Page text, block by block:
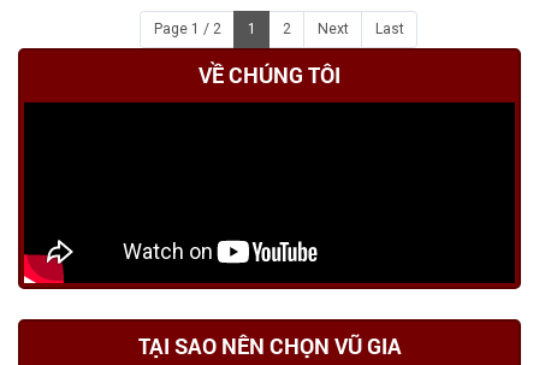
VỀ CHÚNG TÔI
TẠI SAO NÊN CHỌN VŨ GIA
HIỆU (BỀN 10 NĂM)
Page 1 / 2 1 2 Next Last